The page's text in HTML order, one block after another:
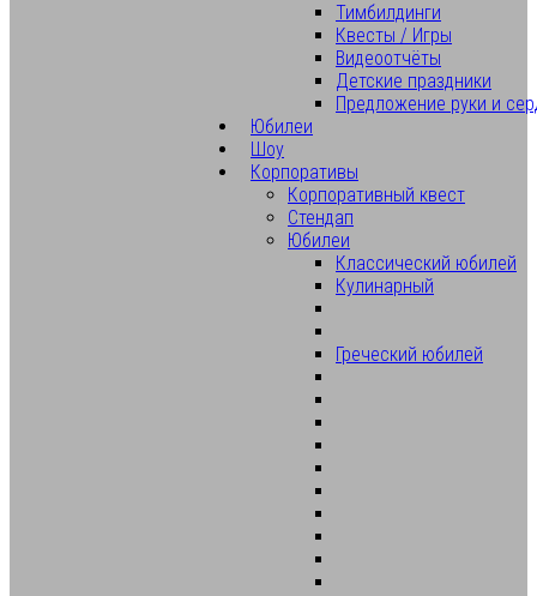
Тимбилдинги
Квесты / Игры
Видеоотчёты
Детские праздники
Предложение руки и
Юбилеи
Шоу
Корпоративы
Корпоративный квест
Стендап
Юбилеи
Классический юбилей
Кулинарный
Греческий юбилей